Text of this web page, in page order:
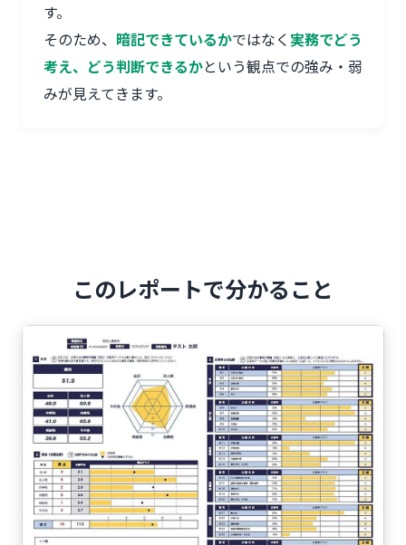
す。
そのため、 暗記できているかではなく 実務でどう
考え、どう判断できるかという観点での強み・弱
みが見えてきます。
このレポートで分かること